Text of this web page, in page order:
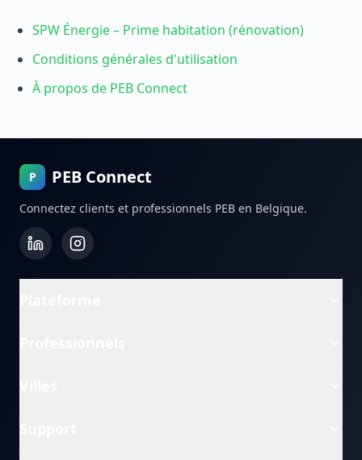
SPW Énergie – Prime habitation (rénovation)
Conditions générales d'utilisation
À propos de PEB Connect
P PEB Connect
Connectez clients et professionnels PEB en Belgique.